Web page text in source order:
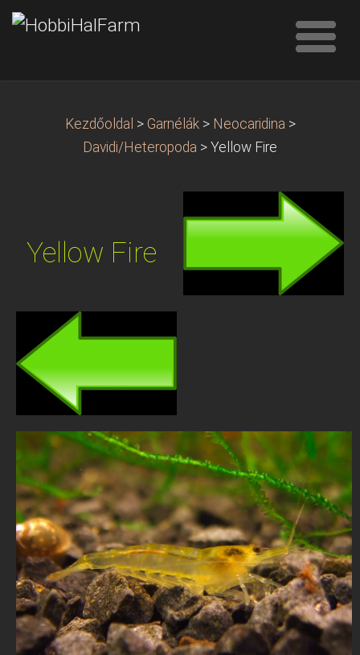
Kezdőoldal > Garnélák > Neocaridina >
Davidi/Heteropoda > Yellow Fire
Yellow Fire